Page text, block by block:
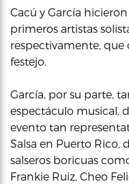
Cacú y García
primeros artistas
respectivamente,
festejo.
García, por su parte,
espectáculo musical,
evento tan
Salsa en Puerto Rico,
salseros boricuas
Frankie Ruiz, Cheo